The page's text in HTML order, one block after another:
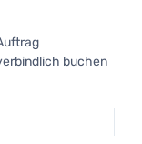
buchen